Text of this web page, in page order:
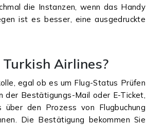
die Instanzen, wenn das Handy
ist es besser, eine ausgedruckte
Airlines?
egal ob es um Flug-Status Prüfen
der Bestätigungs-Mail oder E-Ticket,
den Prozess von Flugbuchung
Die Bestätigung bekommen Sie